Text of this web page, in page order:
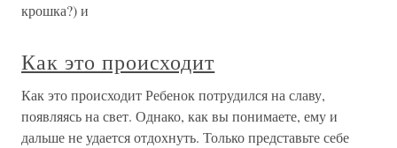
крошка?) и
Как это происходит
Как это происходит Ребенок потрудился на славу,
появляясь на свет. Однако, как вы понимаете, ему и
дальше не удается отдохнуть. Только представьте себе